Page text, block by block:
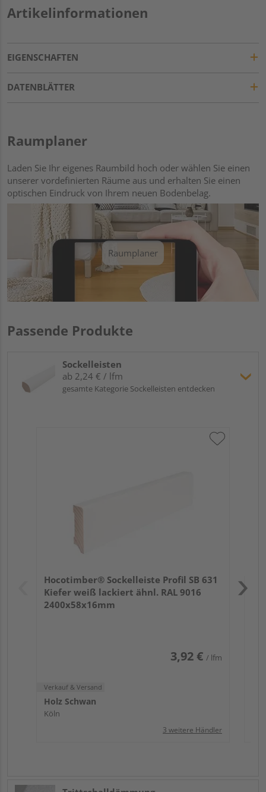
Artikelinformationen
EIGENSCHAFTEN
DATENBLÄTTER
Raumplaner
Laden Sie Ihr eigenes Raumbild hoch oder wählen Sie einen
unserer vordefinierten Räume aus und erhalten Sie einen
optischen Eindruck von Ihrem neuen Bodenbelag.
Raumplaner
Passende Produkte
Sockelleisten
ab 2,24 € / lfm
gesamte Kategorie Sockelleisten entdecken
Hocotimber® Sockelleiste Profil SB 631
Kiefer weiß lackiert ähnl. RAL 9016
2400x58x16mm
3,92 € / lfm
Verkauf & Versand
Holz Schwan
Köln
3 weitere Händler